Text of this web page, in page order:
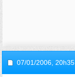
07/01/2006, 20h35